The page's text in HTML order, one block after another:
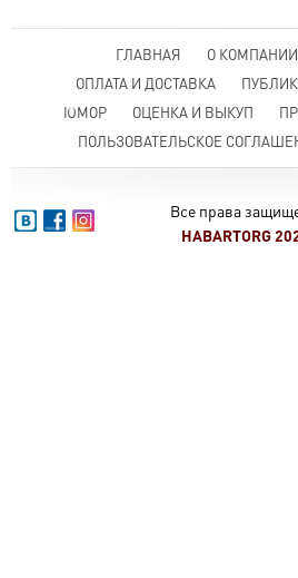
ГЛАВНАЯ О КОМПАНИИ
ОПЛАТА И ДОСТАВКА
ЮМОР
ОЦЕНКА И ВЫКУП
ПОЛЬЗОВАТЕЛЬСКОЕ
Все права
HABARTORG